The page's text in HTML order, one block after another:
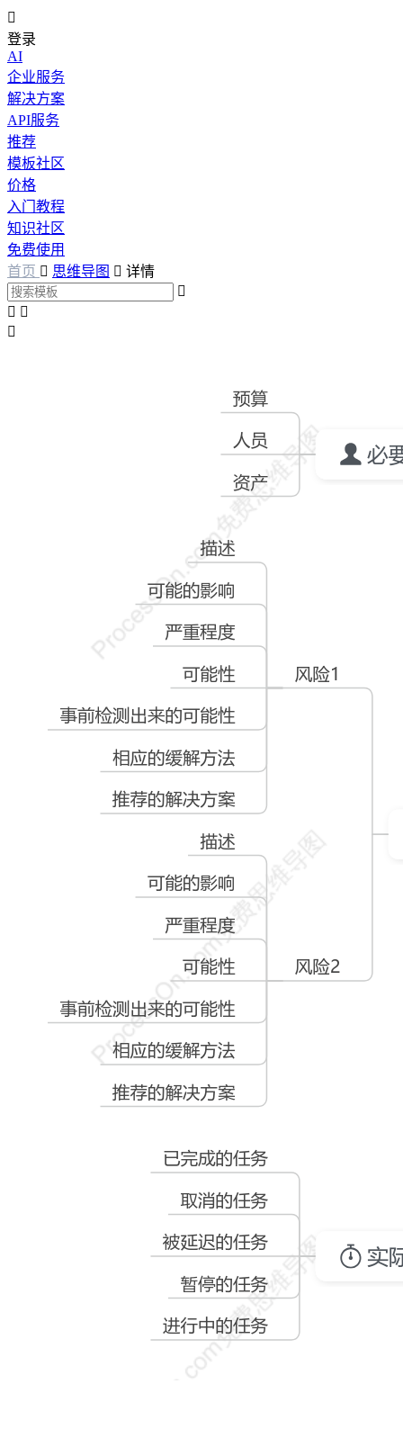

登录
AI
企业服务
解决方案
API服务
推荐
模板社区
价格
入门教程
知识社区
免费使用
首页  思维导图  详情

 
